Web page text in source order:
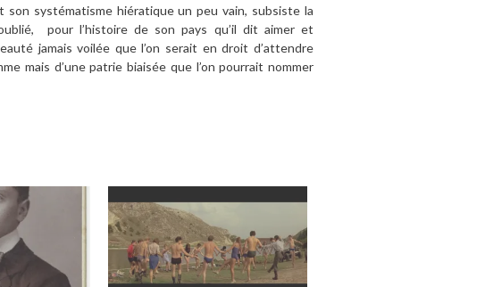
systématisme hiératique un peu vain, subsiste la
pour l’histoire de son pays qu’il dit aimer et
jamais voilée que l’on serait en droit d’attendre
mais d’une patrie biaisée que l’on pourrait nommer